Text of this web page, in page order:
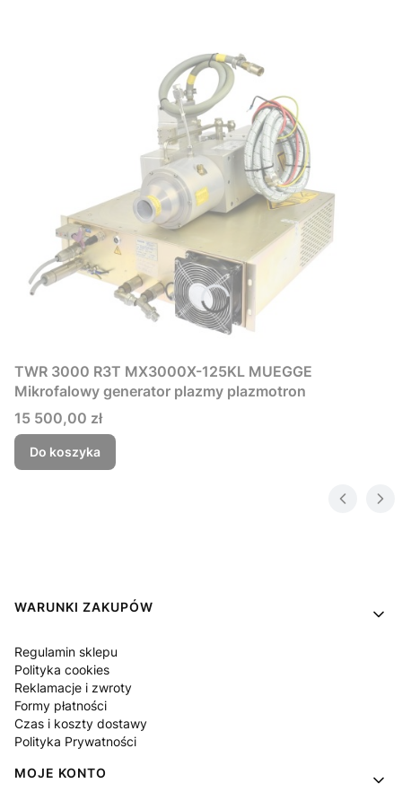
TWR 3000 R3T MX3000X-125KL MUEGGE
Mikrofalowy generator plazmy plazmotron
Cena
15 500,00 zł
Do koszyka
Linki w stopce
WARUNKI ZAKUPÓW
Regulamin sklepu
Polityka cookies
Reklamacje i zwroty
Formy płatności
Czas i koszty dostawy
Polityka Prywatności
MOJE KONTO